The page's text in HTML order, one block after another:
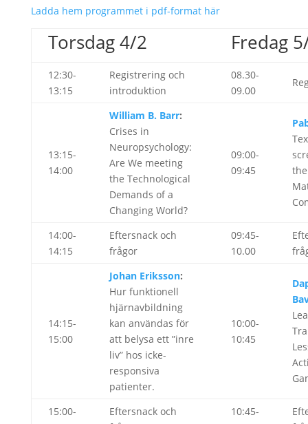
Ladda hem programmet i pdf-format här
Torsdag 4/2 Fredag
12:30-
13:15
Registrering och
introduktion
08.30-
09.00
13:15-
14:00
William B. Barr:
Crises in
Neuropsychology:
Are We meeting
the Technological
Demands of a
Changing World?
09:00-
09:45
14:00-
14:15
Eftersnack och
frågor
09:45-
10.00
14:15-
15:00
Johan Eriksson:
Hur funktionell
hjärnavbildning
kan användas för
att belysa ett ”inre
liv” hos icke-
responsiva
patienter.
10:00-
10:45
15:00-
Eftersnack och
10:45-